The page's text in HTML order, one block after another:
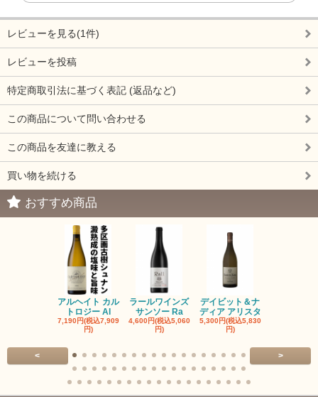
レビューを見る(1件)
レビューを投稿
特定商取引法に基づく表記 (返品など)
この商品について問い合わせる
この商品を友達に教える
買い物を続ける
おすすめ商品
アルヘイト カル
トロジー Al
7,190円(税込7,909
円)
ラールワインズ
サンソー Ra
4,600円(税込5,060
円)
デイビット＆ナ
ディア アリスタ
5,300円(税込5,830
円)
< >